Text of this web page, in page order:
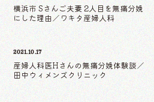
横浜市 Sさんご夫妻 2人目を無痛分娩
にした理由／ワキタ産婦人科
2021.10.17
産婦人科医Hさんの無痛分娩体験談／
田中ウィメンズクリニック